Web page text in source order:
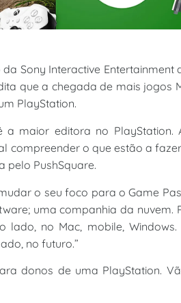
da Sony Interactive
que a chegada de mais jogos
PlayStation.
a maior editora no
compreender o que estão a
pelo PushSquare.
o seu foco para o Game
uma companhia da nuvem.
lado, no Mac, mobile,
no futuro.”
donos de uma PlayStation.